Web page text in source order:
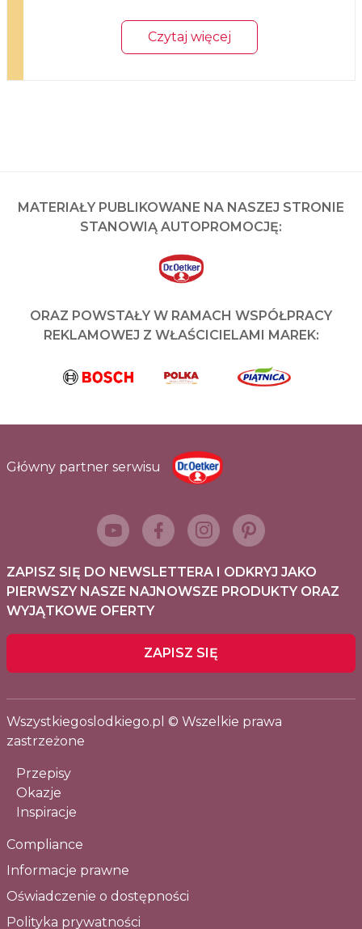
Czytaj więcej
MATERIAŁY PUBLIKOWANE NA NASZEJ STRONIE
STANOWIĄ AUTOPROMOCJĘ:
ORAZ POWSTAŁY W RAMACH WSPÓŁPRACY
REKLAMOWEJ Z WŁAŚCICIELAMI MAREK:
Główny partner serwisu
ZAPISZ SIĘ DO NEWSLETTERA I ODKRYJ JAKO
PIERWSZY NASZE NAJNOWSZE PRODUKTY ORAZ
WYJĄTKOWE OFERTY
ZAPISZ SIĘ
Wszystkiegoslodkiego.pl © Wszelkie prawa
zastrzeżone
Przepisy
Okazje
Inspiracje
Compliance
Informacje prawne
Oświadczenie o dostępności
Polityka prywatności